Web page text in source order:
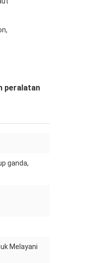
peralatan
ganda,
Melayani